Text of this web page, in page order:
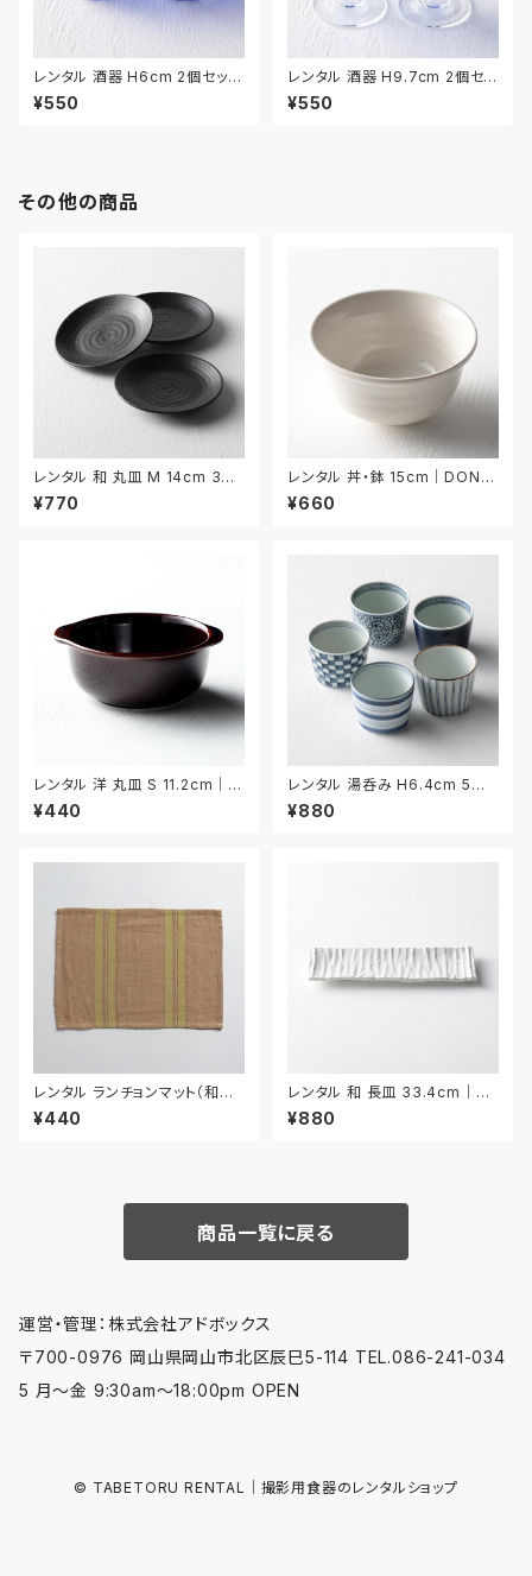
レンタル 酒器 H6cm 2個セット
｜SHU033
¥550
レンタル 酒器 H9.7cm 2個セッ
ト｜SHU034
¥550
その他の商品
レンタル 和 丸皿 M 14cm 3枚
セット｜WMM035
¥770
レンタル 丼・鉢 15cm｜DON0
33
¥660
レンタル 洋 丸皿 S 11.2cm｜Y
MS013
¥440
レンタル 湯呑み H6.4cm 5客
セット｜YUN017
¥880
レンタル ランチョンマット（和風）
44.8cm｜MAW014
¥440
レンタル 和 長皿 33.4cm｜W
NA003
¥880
商品一覧に戻る
運営・管理：株式会社アドボックス
〒700-0976 岡山県岡山市北区辰巳5-114 TEL.086-241-034
5 月〜金 9:30am〜18:00pm OPEN
© TABETORU RENTAL｜撮影用食器のレンタルショップ